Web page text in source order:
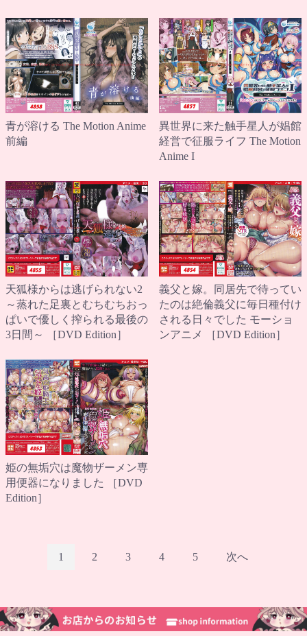
青が溶ける The Motion Anime
前編
異世界に来た触手星人が娼館
経営で征服ライフ The Motion
Anime I
天狐様からは逃げられない2
～蒸れた足裏とむちむちおっ
ぱいで優しく搾られる最後の
3日間～ ［DVD Edition］
義父と嫁。同居先で待ってい
たのは絶倫義父に毎日種付け
される日々でした モーショ
ンアニメ ［DVD Edition］
姫の無垢穴は魔物ザーメン専
用便器になりました ［DVD
Edition］
1 2 3 4 5 次へ